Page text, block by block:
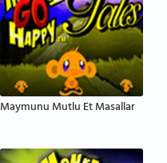
Maymunu Mutlu Et Masallar